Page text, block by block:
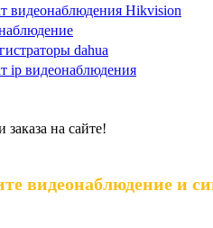
видеонаблюдения Hikvision
dahua
ip видеонаблюдения
видеонаблюдение и